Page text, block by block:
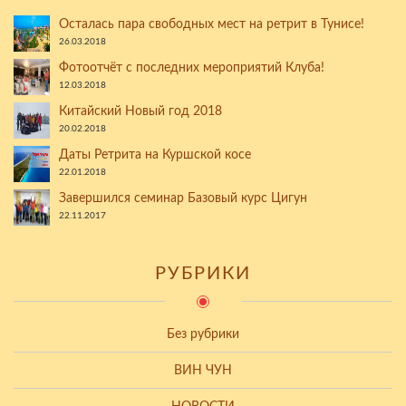
Осталась пара свободных мест на ретрит в Тунисе!
26.03.2018
Фотоотчёт с последних мероприятий Клуба!
12.03.2018
Китайский Новый год 2018
20.02.2018
Даты Ретрита на Куршской косе
22.01.2018
Завершился семинар Базовый курс Цигун
22.11.2017
РУБРИКИ
Без рубрики
ВИН ЧУН